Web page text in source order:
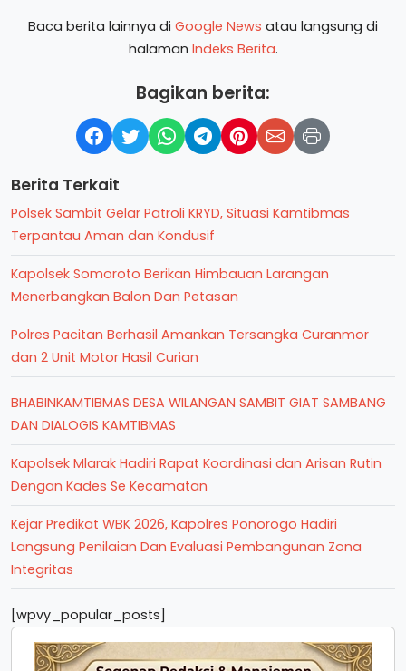
Baca berita lainnya di Google News atau langsung di
halaman Indeks Berita.
Bagikan berita:
Berita Terkait
Polsek Sambit Gelar Patroli KRYD, Situasi Kamtibmas
Terpantau Aman dan Kondusif
Kapolsek Somoroto Berikan Himbauan Larangan
Menerbangkan Balon Dan Petasan
Polres Pacitan Berhasil Amankan Tersangka Curanmor
dan 2 Unit Motor Hasil Curian
BHABINKAMTIBMAS DESA WILANGAN SAMBIT GIAT SAMBANG
DAN DIALOGIS KAMTIBMAS
Kapolsek Mlarak Hadiri Rapat Koordinasi dan Arisan Rutin
Dengan Kades Se Kecamatan
Kejar Predikat WBK 2026, Kapolres Ponorogo Hadiri
Langsung Penilaian Dan Evaluasi Pembangunan Zona
Integritas
[wpvy_popular_posts]